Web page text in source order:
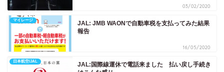
03/02/2020
マイレージ
JAL: JMB WAONで自動車税を支払ってみた結果
報告
16/05/2020
日本航空/JAL
JAL:国際線運休で電話来ました 払い戻し手続き